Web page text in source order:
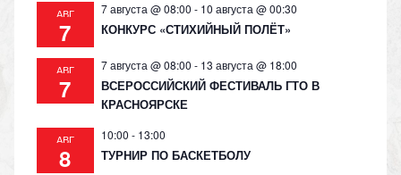
АВГ
7
7 августа @ 08:00 - 10 августа @ 00:30
КОНКУРС «СТИХИЙНЫЙ ПОЛЁТ»
АВГ
7
7 августа @ 08:00 - 13 августа @ 18:00
ВСЕРОССИЙСКИЙ ФЕСТИВАЛЬ ГТО В
КРАСНОЯРСКЕ
АВГ
8
10:00 - 13:00
ТУРНИР ПО БАСКЕТБОЛУ